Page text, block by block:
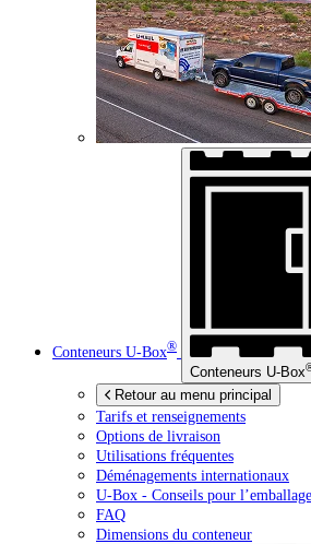
Conteneurs U-Box®
Conteneurs U-Box
Retour au menu principal
Tarifs et renseignements
Options de livraison
Utilisations fréquentes
Déménagements internationaux
U-Box - Conseils pour
FAQ
Dimensions du conteneur